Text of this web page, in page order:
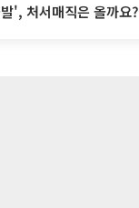
', 처서매직은 올까요